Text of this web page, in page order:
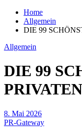
Home
Allgemein
DIE 99
Allgemein
DIE 99
8. Mai 2026
PR-Gateway